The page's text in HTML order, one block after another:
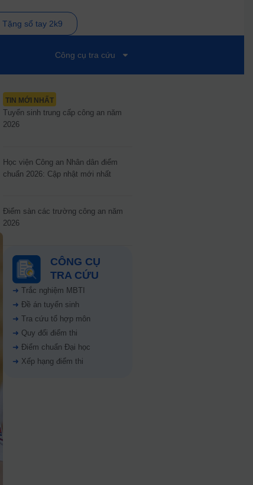
Tặng sổ tay 2k9
Công cụ tra cứu
TIN MỚI NHẤT
Tuyển sinh trung cấp công an năm
2026
Học viện Công an Nhân dân điểm
chuẩn 2026: Cập nhật mới nhất
Điểm sàn các trường công an năm
2026
CÔNG CỤ
TRA CỨU
➜ Trắc nghiệm MBTI
➜ Đề án tuyển sinh
➜ Tra cứu tổ hợp môn
➜ Quy đổi điểm thi
➜ Điểm chuẩn Đại học
➜ Xếp hạng điểm thi